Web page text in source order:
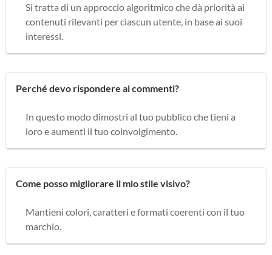
Si tratta di un approccio algoritmico che dà priorità ai
contenuti rilevanti per ciascun utente, in base ai suoi
interessi.
Perché devo rispondere ai commenti?
In questo modo dimostri al tuo pubblico che tieni a
loro e aumenti il tuo coinvolgimento.
Come posso migliorare il mio stile visivo?
Mantieni colori, caratteri e formati coerenti con il tuo
marchio.